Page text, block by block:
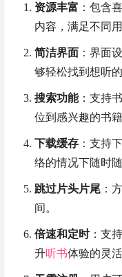
资源丰富 ：包含
内容，满足不同
简洁界面 ：界面
够轻松找到想听的
搜索功能：支持
位到感兴趣的书
下载缓存 ：支持
络的情况下随时随
跳过片头片尾 ：
间。
倍速和定时：支
升听书体验的灵